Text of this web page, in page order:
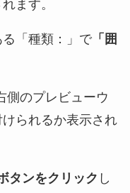
ます。
る「種類：」で「囲
側のプレビューウ
られるか表示され
タンをクリック し